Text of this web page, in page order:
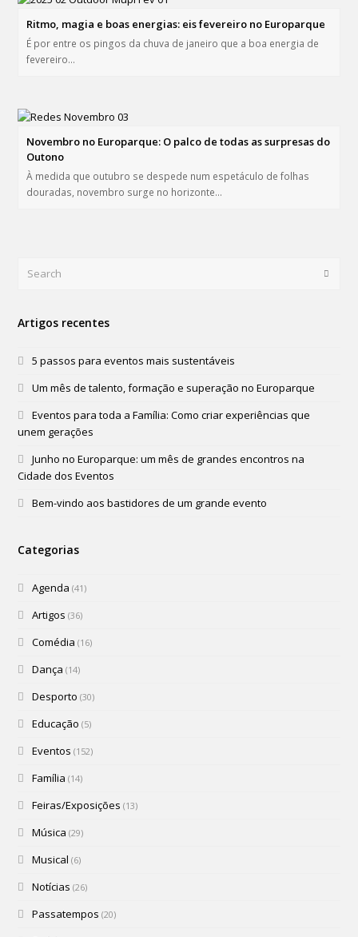
Ritmo, magia e boas energias: eis fevereiro no Europarque
É por entre os pingos da chuva de janeiro que a boa energia de
fevereiro…
Novembro no Europarque: O palco de todas as surpresas do
Outono
À medida que outubro se despede num espetáculo de folhas
douradas, novembro surge no horizonte…
Artigos recentes
5 passos para eventos mais sustentáveis
Um mês de talento, formação e superação no Europarque
Eventos para toda a Família: Como criar experiências que
unem gerações
Junho no Europarque: um mês de grandes encontros na
Cidade dos Eventos
Bem-vindo aos bastidores de um grande evento
Categorias
Agenda (41)
Artigos (36)
Comédia (16)
Dança (14)
Desporto (30)
Educação (5)
Eventos (152)
Família (14)
Feiras/Exposições (13)
Música (29)
Musical (6)
Notícias (26)
Passatempos (20)